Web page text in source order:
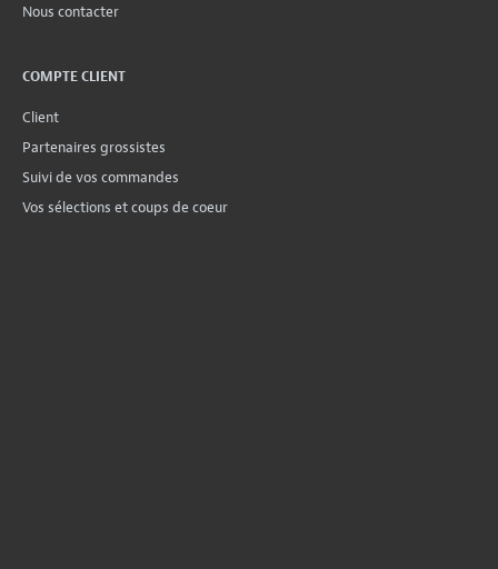
Nous contacter
COMPTE CLIENT
Client
Partenaires grossistes
Suivi de vos commandes
Vos sélections et coups de coeur